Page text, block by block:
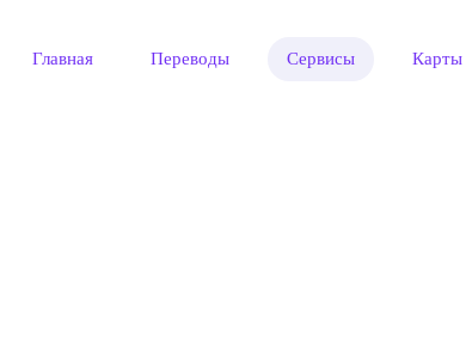
Главная Переводы Сервисы Карты